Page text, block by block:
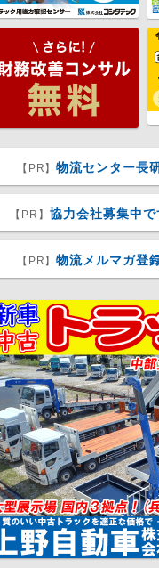
【PR】物流センター長
【PR】 協力会社募集中で
【PR】物流メルマガ登